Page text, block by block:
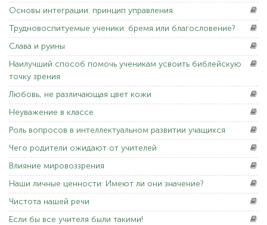
Основы интеграции: принцип управления
Трудновоспитуемые ученики: бремя или благословение?
Слава и руины
Наилучший способ помочь ученикам усвоить библейскую
точку зрения
Любовь, не различающая цвет кожи
Неуважение в классе
Роль вопросов в интеллектуальном развитии учащихся
Чего родители ожидают от учителей
Влияние мировоззрения
Наши личные ценности: Имеют ли они значение?
Чистота нашей речи
Если бы все учителя были такими!